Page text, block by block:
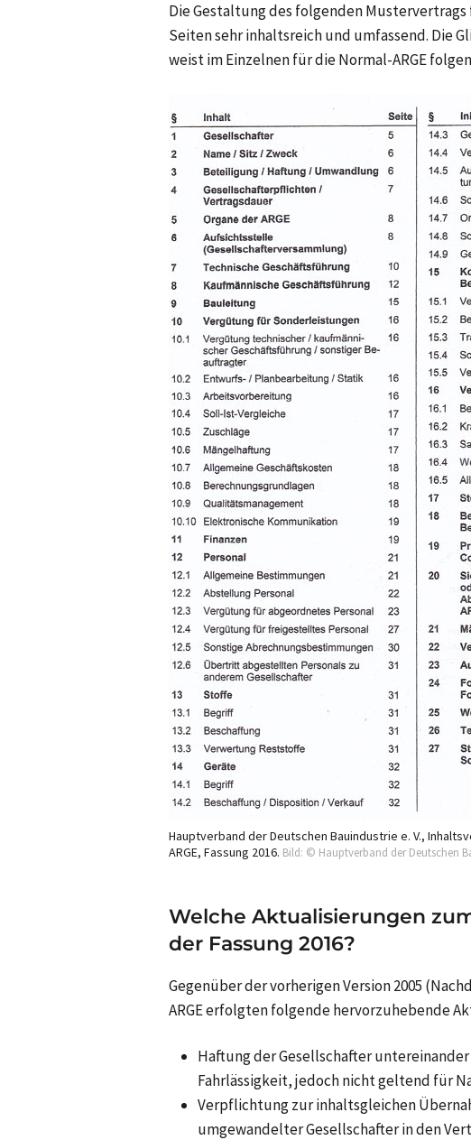
Die Gestaltung des folgenden Mustervertrags
Seiten sehr inhaltsreich und umfassend. Die
weist im Einzelnen für die Normal-ARGE
Hauptverband der Deutschen Bauindustrie e. V.,
ARGE, Fassung 2016. Bild: © Hauptverband der Deutschen
Welche Aktualisierungen
der Fassung 2016?
Gegenüber der vorherigen Version 2005
ARGE erfolgten folgende hervorzuhebende
Haftung der Gesellschafter
Fahrlässigkeit, jedoch nicht geltend für
Verpflichtung zur inhaltsgleichen
umgewandelter Gesellschafter in den